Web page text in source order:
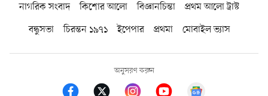
নাগরিক সংবাদ কিশোর আলো বিজ্ঞানচিন্তা
প্রথম আলো ট্রাস্ট
বন্ধুসভা
চিরন্তন ১৯৭১ ইপেপার প্রথমা মোবাইল ভ্যাস
অনুসরণ করুন